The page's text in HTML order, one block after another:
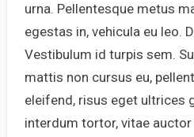
urna. Pellentesque metus
egestas in, vehicula eu leo.
Vestibulum id turpis sem.
mattis non cursus eu,
eleifend, risus eget ultrices
interdum tortor, vitae